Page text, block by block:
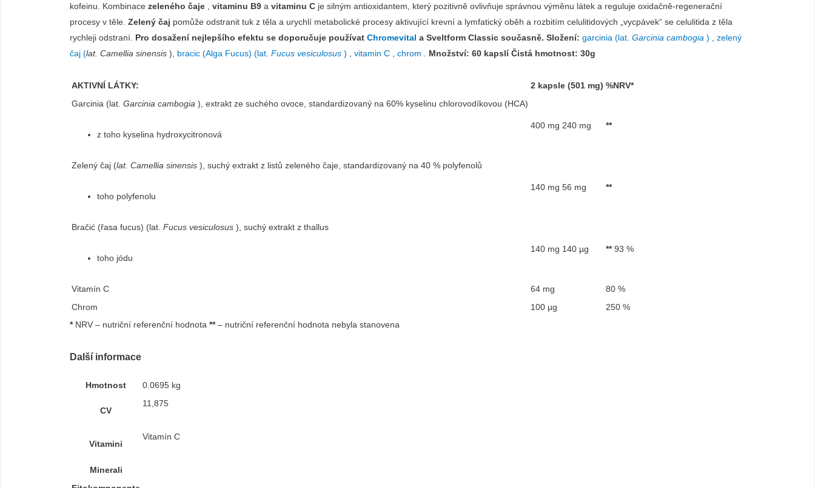
kofeinu. Kombinacezeleného čaje ,vitaminu B9 avitaminu C je silným antioxidantem, který pozitivně ovlivňuje správnou výměnu látek a reguluje oxidačně-regenerační
procesy v těle.Zelený čaj pomůže odstranit tuk z těla a urychlí metabolické procesy aktivující krevní a lymfatický oběh a rozbitím celulitidových „vycpávek“ se celulitida z těla
rychleji odstraní. Pro dosažení nejlepšího efektu se doporučuje používatChromevital a Sveltform Classic současně. Složení: garcinia (lat.Garcinia cambogia ) ,zelený
čaj (lat. Camellia sinensis), bracic (Alga Fucus) (lat.Fucus vesiculosus ) ,vitamin C ,chrom Množství: 60 kapslí Čistá hmotnost: 30g
AKTIVNÍ LÁTKY: 2 kapsle (501 mg) %NRV*
Garcinia (lat.Garcinia cambogia ), extrakt ze suchého ovoce, standardizovaný na 60% kyselinu chlorovodíkovou (HCA)
z toho kyselina hydroxycitronová
400 mg 240 mg **
Zelený čaj (lat. Camellia sinensis), suchý extrakt z listů zeleného čaje, standardizovaný na 40 % polyfenolů
toho polyfenolu
140 mg 56 mg **
Bračić (řasa fucus) (lat.Fucus vesiculosus ), suchý extrakt z thallus
toho jódu
140 mg 140 µg **93 %
Vitamín C 64 mg
80 %
Chrom
100 µg
250 %
*NRV – nutriční referenční hodnota**– nutriční referenční hodnota nebyla stanovena
Další informace
Hmotnost 0.0695 kg
CV
11,875
Vitamini
Vitamín C
Minerali